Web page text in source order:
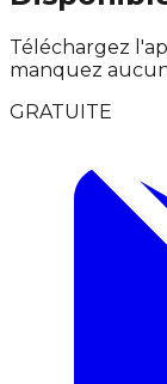
Téléchargez
manquez
GRATUITE